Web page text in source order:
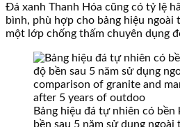
Đá xanh Thanh Hóa cũng có tỷ lệ
bình, phù hợp cho bảng hiệu
một lớp chống thấm chuyên dụng
Bảng hiệu đá tự nhiên có bền
bền sau 5 năm sử dụng